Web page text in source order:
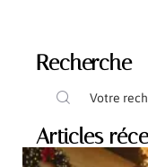
Recherche
Articles